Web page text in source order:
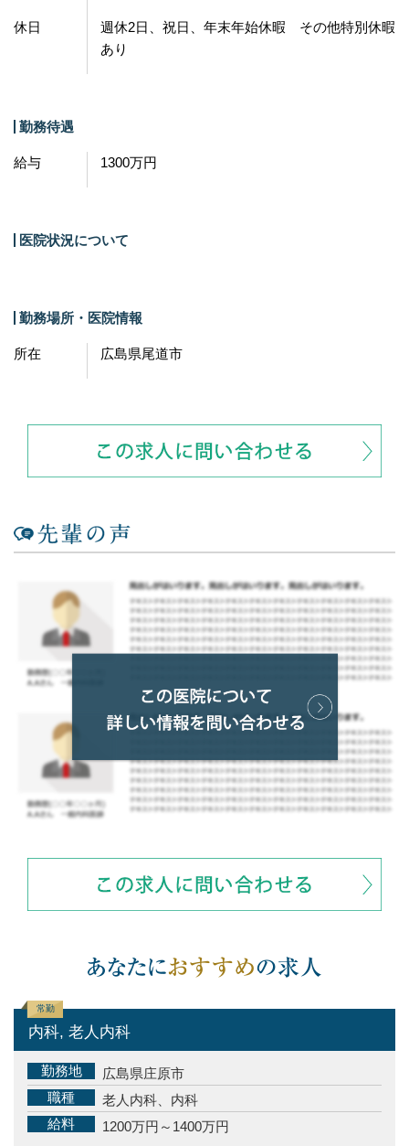
休日
週休2日、祝日、年末年始休暇 その他特別休暇
あり
勤務待遇
給与 1300万円
医院状況について
勤務場所・医院情報
所在 広島県尾道市
常勤
内科, 老人内科
勤務地
広島県庄原市
職種
老人内科、内科
給料
1200万円～1400万円